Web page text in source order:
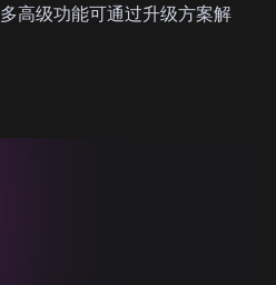
高级功能可通过升级方案解